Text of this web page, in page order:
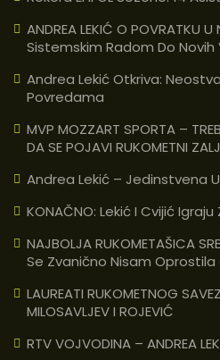
ANDREA LEKIĆ O POVRATKU U
Sistemskim Radom Do Novih
Andrea Lekić Otkriva:
Povredama
MVP MOZZART SPORTA –
DA SE POJAVI RUKOMETNI
Andrea Lekić – Jedinstvena
KONAČNO: Lekić I Cvijić Igraju
NAJBOLJA RUKOMETAŠICA
Se Zvanično Nisam
LAUREATI RUKOMETNOG
MILOSAVLJEV I ROJEVIĆ
RTV VOJVODINA – ANDREA